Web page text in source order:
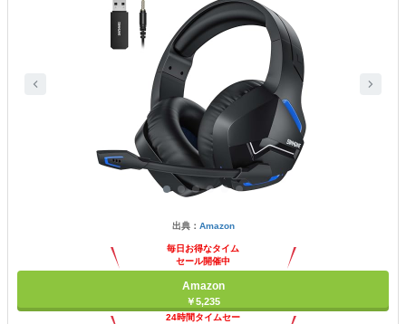
出典： Amazon
毎日お得なタイム
セール開催中
Amazon
￥5,235
24時間タイムセー